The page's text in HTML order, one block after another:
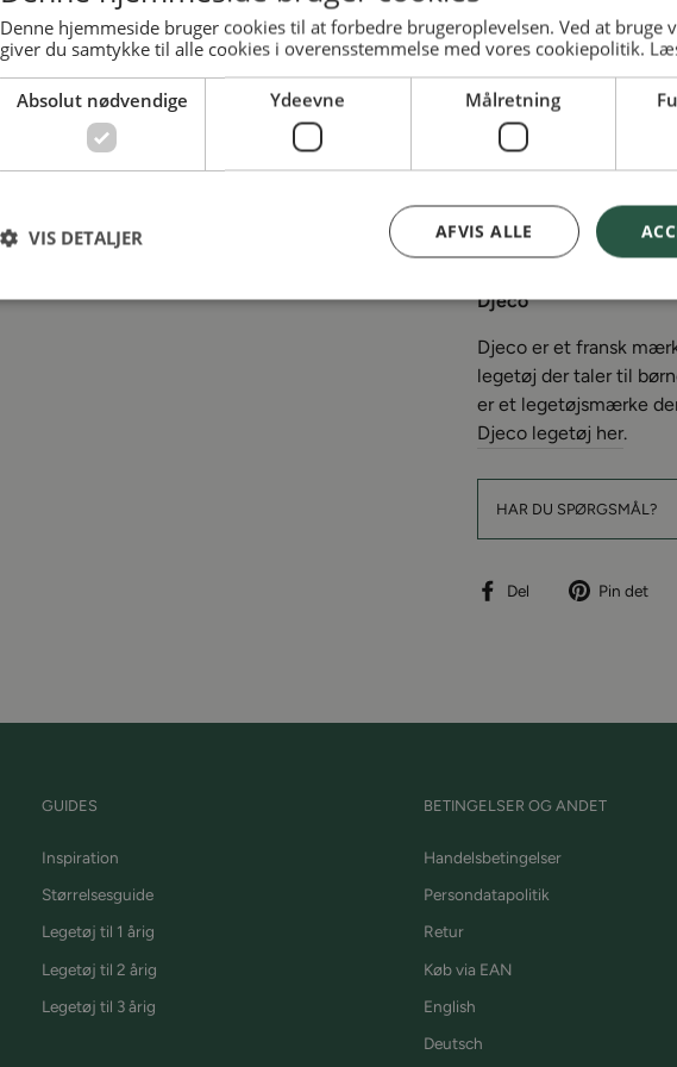
Klistermærker
Klistermærke pakke
Klistermærkerne
Dekorer skolebøger,
gave til
Se flereklistermærker
Djeco
Djeco er et fransk
legetøj der taler til
er et legetøjsmærke
Djeco legetøj her.
HAR DU SPØRGSMÅL?
Del
Del
Pin det
GUIDES
Inspiration
Størrelsesguide
Legetøj til 1 årig
Legetøj til 2 årig
Legetøj til 3 årig
BETINGELSER OG ANDET
Handelsbetingelser
Persondatapolitik
Retur
Køb via EAN
English
Deutsch
Denne hjemmeside bruger cookies til at forbedre brugeroplevelsen. Ved at bruge
giver du samtykke til alle cookies i overensstemmelse med vores cookiepolitik.
Absolut nødvendige Ydeevne Målretning
AFVIS ALLE
VIS DETALJER